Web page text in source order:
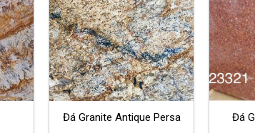
Đá Granite Antique Persa Đá